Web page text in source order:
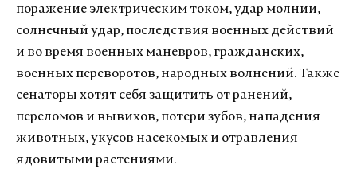
поражение электрическим током, удар молнии,
солнечный удар, последствия военных действий
и во время военных маневров, гражданских,
военных переворотов, народных волнений. Также
сенаторы хотят себя защитить от ранений,
переломов и вывихов, потери зубов, нападения
животных, укусов насекомых и отравления
ядовитыми растениями.